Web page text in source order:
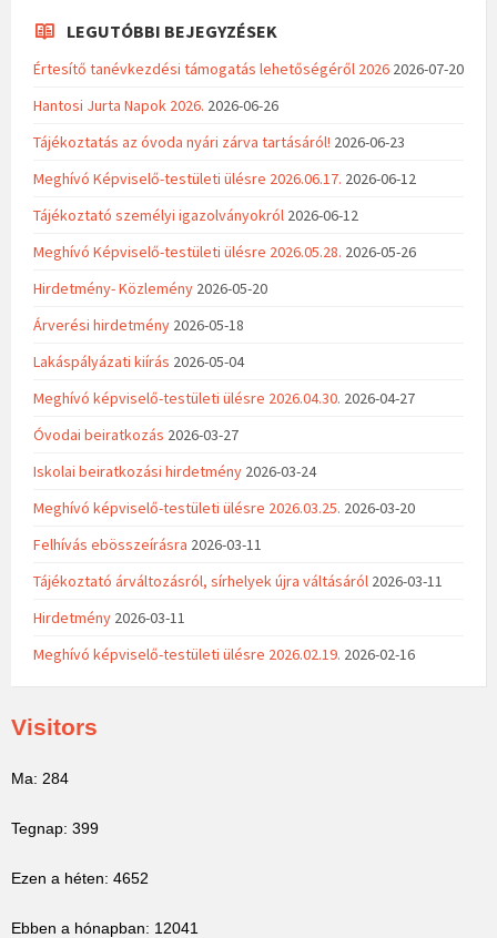
LEGUTÓBBI BEJEGYZÉSEK
Értesítő tanévkezdési támogatás lehetőségéről 2026 2026-07-20
Hantosi Jurta Napok 2026. 2026-06-26
Tájékoztatás az óvoda nyári zárva tartásáról! 2026-06-23
Meghívó Képviselő-testületi ülésre 2026.06.17. 2026-06-12
Tájékoztató személyi igazolványokról 2026-06-12
Meghívó Képviselő-testületi ülésre 2026.05.28. 2026-05-26
Hirdetmény- Közlemény 2026-05-20
Árverési hirdetmény 2026-05-18
Lakáspályázati kiírás 2026-05-04
Meghívó képviselő-testületi ülésre 2026.04.30. 2026-04-27
Óvodai beiratkozás 2026-03-27
Iskolai beiratkozási hirdetmény 2026-03-24
Meghívó képviselő-testületi ülésre 2026.03.25. 2026-03-20
Felhívás ebösszeírásra 2026-03-11
Tájékoztató árváltozásról, sírhelyek újra váltásáról 2026-03-11
Hirdetmény 2026-03-11
Meghívó képviselő-testületi ülésre 2026.02.19. 2026-02-16
Visitors
Ma: 284
Tegnap: 399
Ezen a héten: 4652
Ebben a hónapban: 12041